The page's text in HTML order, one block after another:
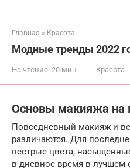
Главная » Красота
Модные тренды 2022
На чтение: 20 мин Красота
Основы макияжа на
Повседневный макияж и
различаются. Для
пестрые цвета,
в дневное время в лучшем